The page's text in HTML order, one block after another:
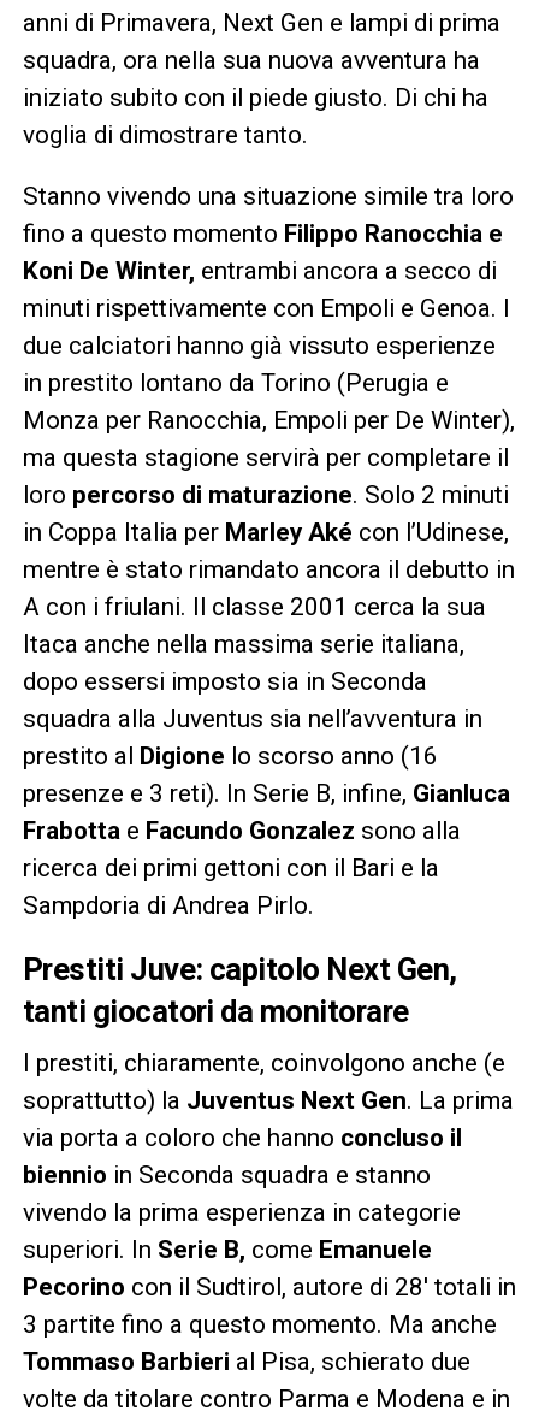
anni di Primavera, Next Gen e lampi di prima
squadra, ora nella sua nuova avventura ha
iniziato subito con il piede giusto. Di chi ha
voglia di dimostrare tanto.
Stanno vivendo una situazione simile tra loro
fino a questo momento Filippo Ranocchia e
Koni De Winter, entrambi ancora a secco di
minuti rispettivamente con Empoli e Genoa. I
due calciatori hanno già vissuto esperienze
in prestito lontano da Torino (Perugia e
Monza per Ranocchia, Empoli per De Winter),
ma questa stagione servirà per completare il
loro percorso di maturazione. Solo 2 minuti
in Coppa Italia per Marley Aké con l’Udinese,
mentre è stato rimandato ancora il debutto in
A con i friulani. Il classe 2001 cerca la sua
Itaca anche nella massima serie italiana,
dopo essersi imposto sia in Seconda
squadra alla Juventus sia nell’avventura in
prestito al Digione lo scorso anno (16
presenze e 3 reti). In Serie B, infine, Gianluca
Frabottae Facundo Gonzalez sono alla
ricerca dei primi gettoni con il Bari e la
Sampdoria di Andrea Pirlo.
Prestiti Juve: capitolo Next Gen,
tanti giocatori da monitorare
I prestiti, chiaramente, coinvolgono anche (e
soprattutto) la Juventus Next Gen. La prima
via porta a coloro che hanno concluso il
biennio in Seconda squadra e stanno
vivendo la prima esperienza in categorie
superiori. In Serie B, come Emanuele
Pecorino con il Sudtirol, autore di 28′ totali in
3 partite fino a questo momento. Ma anche
Tommaso Barbieri al Pisa, schierato due
volte da titolare contro Parma e Modena e in